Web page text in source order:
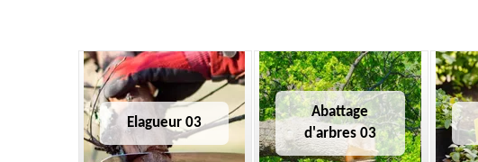
Elagueur 03
Abattage
d'arbres 03